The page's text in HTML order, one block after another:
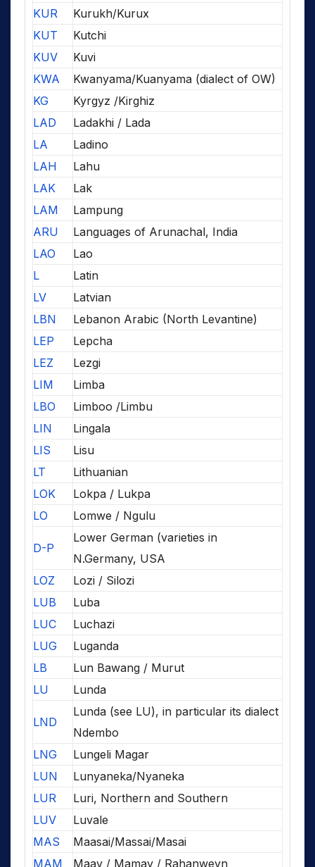
KUR
Kurukh/Kurux
KUT
Kutchi
KUV
Kuvi
KWA
Kwanyama/Kuanyama (dialect of OW)
KG
Kyrgyz /Kirghiz
LAD
Ladakhi / Lada
LA
Ladino
LAH
Lahu
LAK
Lak
LAM
Lampung
ARU
Languages of Arunachal, India
LAO
Lao
L
Latin
LV
Latvian
LBN
Lebanon Arabic (North Levantine)
LEP
Lepcha
LEZ
Lezgi
LIM
Limba
LBO
Limboo /Limbu
LIN
Lingala
LIS
Lisu
LT
Lithuanian
LOK
Lokpa / Lukpa
LO
Lomwe / Ngulu
D-P
Lower German (varieties in
N.Germany, USA
LOZ
Lozi / Silozi
LUB
Luba
LUC
Luchazi
LUG
Luganda
LB
Lun Bawang / Murut
LU
Lunda
LND
Lunda (see LU), in particular its dialect
Ndembo
LNG
Lungeli Magar
LUN
Lunyaneka/Nyaneka
LUR
Luri, Northern and Southern
LUV
Luvale
MAS
Maasai/Massai/Masai
MAM
Maay / Mamay / Rahanweyn